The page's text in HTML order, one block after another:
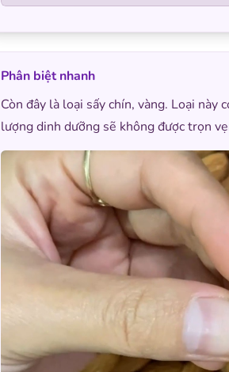
Phân biệt nhanh
Còn đây là loại sấy chín, vàng. Loại
lượng dinh dưỡng sẽ không được trọn